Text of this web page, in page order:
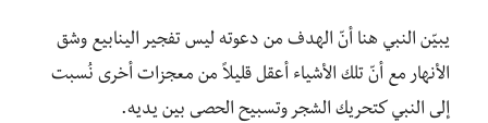
يبيّن النبي هنا أنّ الهدف من دعوته ليس تفجير الينابيع وشق
الأنهار مع أنّ تلك الأشياء أعقل قليلاً من معجزات أخرى نُسبت
إلى النبي كتحريك الشجر وتسبيح الحصى بين يديه.